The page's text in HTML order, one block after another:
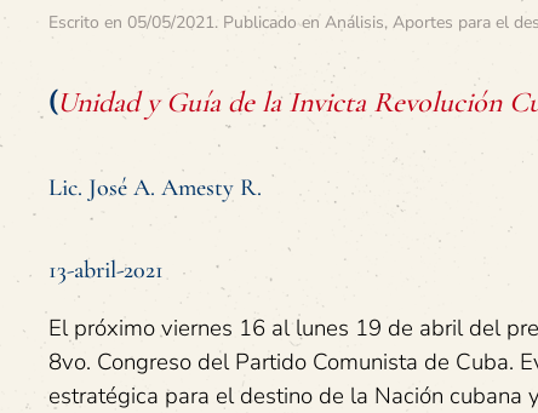
Escrito en 05/05/2021. Publicado en Análisis, Aportes para el
(Unidad y Guía de la Invicta Revolución
Lic. José A. Amesty R.
13-abril-2021
El próximo viernes 16 al lunes 19 de abril del
8vo. Congreso del Partido Comunista de Cuba.
estratégica para el destino de la Nación